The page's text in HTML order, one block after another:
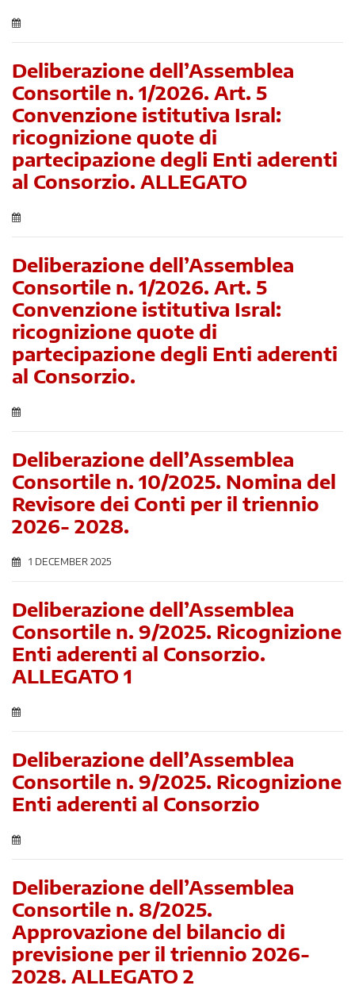
Deliberazione dell’Assemblea
Consortile n. 1/2026. Art. 5
Convenzione istitutiva Isral:
ricognizione quote di
partecipazione degli Enti aderenti
al Consorzio. ALLEGATO
Deliberazione dell’Assemblea
Consortile n. 1/2026. Art. 5
Convenzione istitutiva Isral:
ricognizione quote di
partecipazione degli Enti aderenti
al Consorzio.
Deliberazione dell’Assemblea
Consortile n. 10/2025. Nomina del
Revisore dei Conti per il triennio
2026- 2028.
1 DECEMBER 2025
Deliberazione dell’Assemblea
Consortile n. 9/2025. Ricognizione
Enti aderenti al Consorzio.
ALLEGATO 1
Deliberazione dell’Assemblea
Consortile n. 9/2025. Ricognizione
Enti aderenti al Consorzio
Deliberazione dell’Assemblea
Consortile n. 8/2025.
Approvazione del bilancio di
previsione per il triennio 2026-
2028. ALLEGATO 2